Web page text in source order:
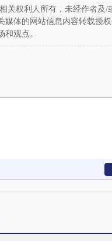
关权利人所有，未经作者及/
媒体的网站信息内容转载授
观点。